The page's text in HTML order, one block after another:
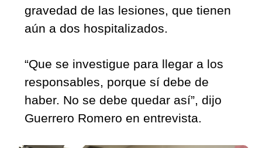
gravedad de las lesiones, que tienen
aún a dos hospitalizados.
“Que se investigue para llegar a los
responsables, porque sí debe de
haber. No se debe quedar así”, dijo
Guerrero Romero en entrevista.